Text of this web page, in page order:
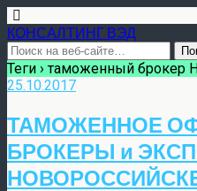
КОНСАЛТИНГ ВЭД
Теги › таможенный брокер
25.10.2017
ТАМОЖЕННОЕ
БРОКЕРЫ и